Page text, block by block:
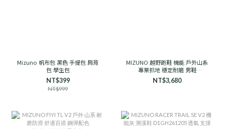
Mizuno 帆布包 黑色 手提包 肩背
包 學生包
NT$399
NT$999
MIZUNO 越野跑鞋 機能 戶外山系
專業抓地 穩定耐磨 男鞋
D1GH241906 石岩灰
NT$3,680